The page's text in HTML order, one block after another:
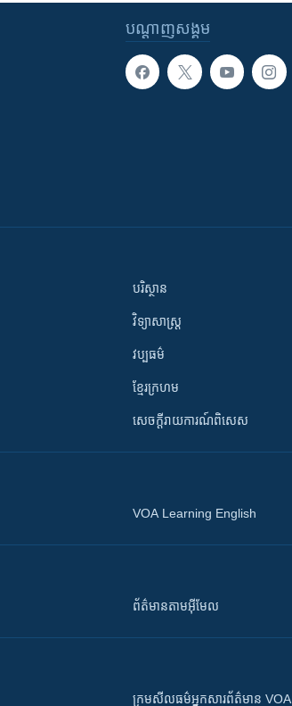
បណ្តាញ​សង្គម
បរិស្ថាន
វិទ្យាសាស្រ្ត
វប្បធម៌
ខ្មែរក្រហម
សេចក្តីរាយការណ៍ពិសេស
VOA Learning English
ព័ត៌មាន​តាម​អ៊ីមែល
ក្រម​​​សីលធម៌​​​អ្នក​​​សារព័ត៌មាន VOA